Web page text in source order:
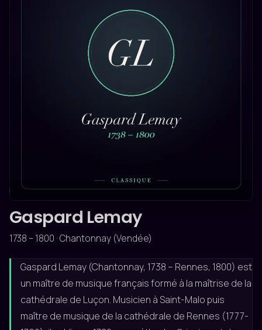
CLASSIQUE
Gaspard Lemay
1738 – 1800 · Chantonnay (Vendée)
Gaspard Lemay (Chantonnay, 1738 – Rennes, 1800) est
un maître de musique français formé à la maîtrise de la
cathédrale de Luçon. Musicien à Saint-Malo puis
maître de musique de la cathédrale de Rennes (1777-